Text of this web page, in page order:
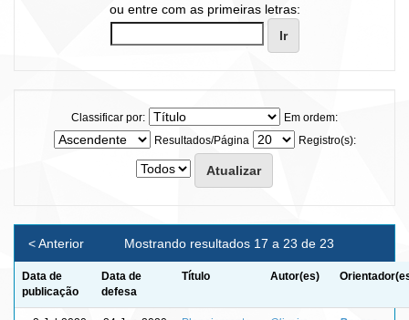
ou entre com as primeiras letras:
Classificar por:
Em ordem:
Resultados/Página
Registro(s):
Mostrando resultados 17 a 23 de 23
< Anterior
Data de
publicação
Data de
defesa
Título Autor(es)